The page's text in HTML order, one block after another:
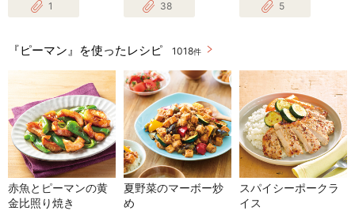
1 38 5
『ピーマン』を使ったレシピ 1018件
赤魚とピーマンの黄
金比照り焼き
夏野菜のマーボー炒
め
スパイシーポークラ
イス